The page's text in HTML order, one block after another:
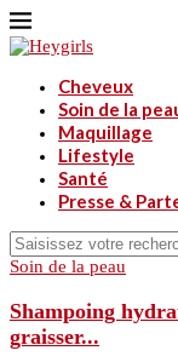
Cheveux
Soin de la
Maquillage
Lifestyle
Santé
Presse &
Soin de la peau
Shampoing
graisser...